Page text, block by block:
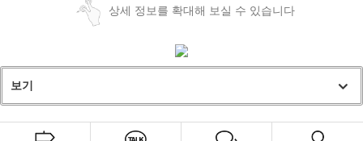
상세 정보를 확대해 보실 수 있습니다
보기